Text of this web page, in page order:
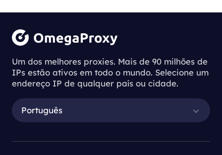
Um dos melhores proxies. Mais de 90 milhões de
IPs estão ativos em todo o mundo. Selecione um
endereço IP de qualquer país ou cidade.
Português